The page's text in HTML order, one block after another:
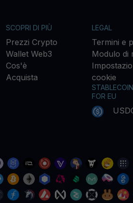
SCOPRI DI PIÙ
Prezzi Crypto
Wallet Web3
Cos'è
Acquista
LEGAL
Termini e
Modulo di
cookie
FOR EU